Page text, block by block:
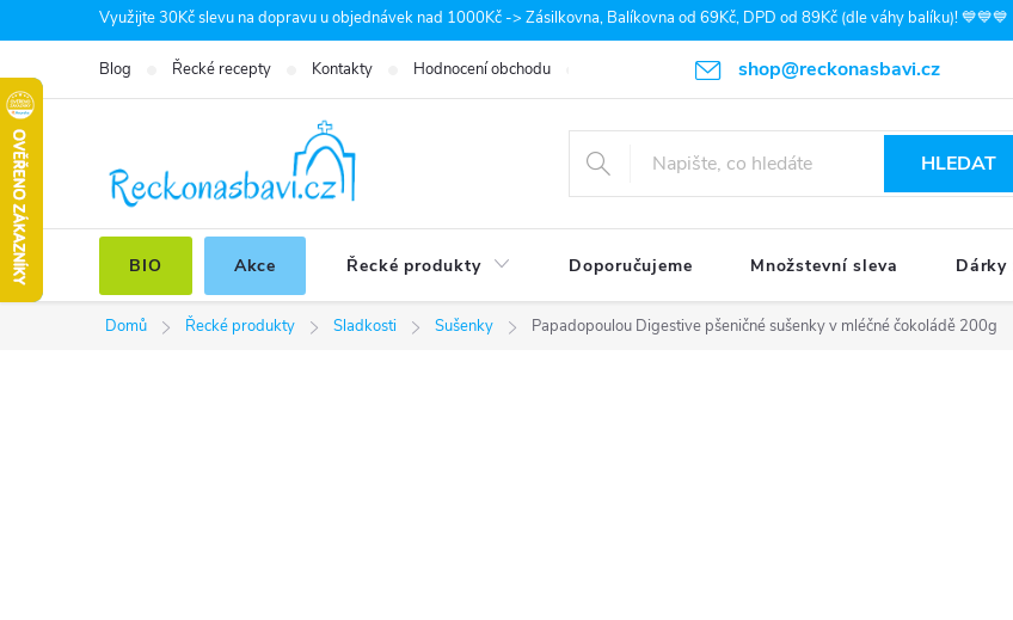
na
obsah
Využijte 30Kč slevu na dopravu u objednávek nad 1000Kč -> Zásilkovna, Balíkovna od 69Kč, DPD od 89Kč (dle váhy balíku)! 💙💙💙
shop@reckonasbavi.cz
Blog Řecké recepty Kontakty Hodnocení obchodu Podmínky ochrany osobních údajů Obchodní podmínky
HLEDAT
BIO Akce Řecké produkty Doporučujeme Množstevní sleva Dárky
Domů Řecké produkty Sladkosti Sušenky Papadopoulou Digestive pšeničné sušenky v mléčné čokoládě 200g